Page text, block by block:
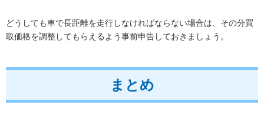
どうしても車で長距離を走行しなければならない場合は、その分買
取価格を調整してもらえるよう事前申告しておきましょう。
まとめ